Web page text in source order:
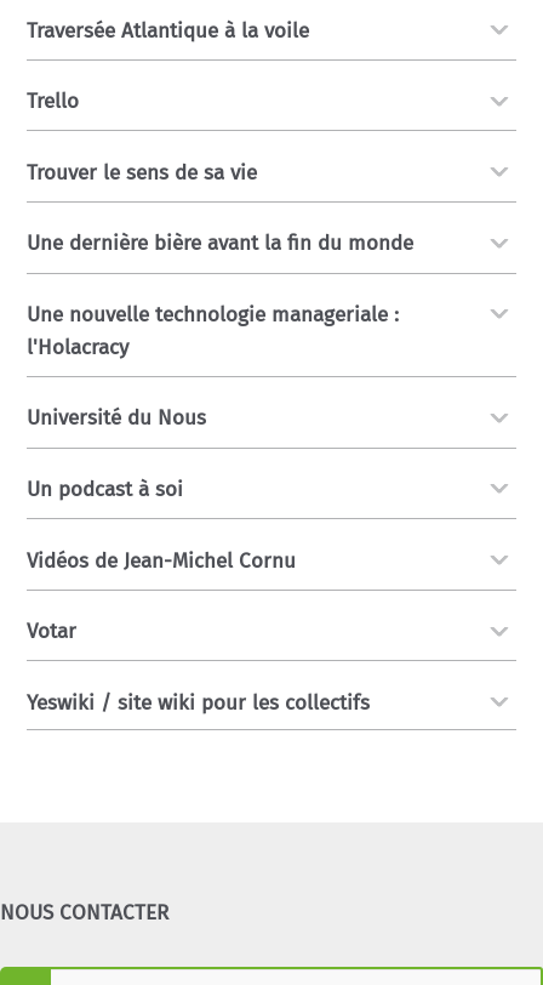
Traversée Atlantique à la voile
Trello
Trouver le sens de sa vie
Une dernière bière avant la fin du monde
Une nouvelle technologie manageriale :
l'Holacracy
Université du Nous
Un podcast à soi
Vidéos de Jean-Michel Cornu
Votar
Yeswiki / site wiki pour les collectifs
NOUS CONTACTER